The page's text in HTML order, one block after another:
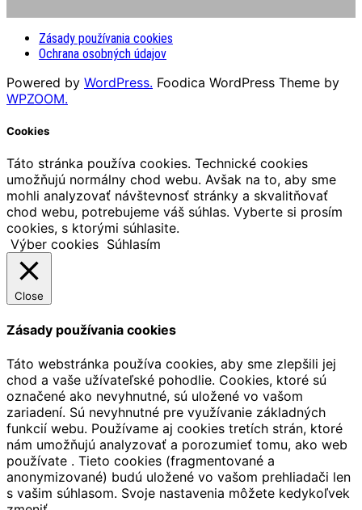
Zásady používania cookies
Ochrana osobných údajov
Powered by WordPress. Foodica WordPress Theme by
WPZOOM.
Cookies
Táto stránka používa cookies. Technické cookies
umožňujú normálny chod webu. Avšak na to, aby sme
mohli analyzovať návštevnosť stránky a skvalitňovať
chod webu, potrebujeme váš súhlas. Vyberte si prosím
cookies, s ktorými súhlasite.
Výber cookies Súhlasím
Close
Zásady používania cookies
Táto webstránka používa cookies, aby sme zlepšili jej
chod a vaše užívateľské pohodlie. Cookies, ktoré sú
označené ako nevyhnutné, sú uložené vo vašom
zariadení. Sú nevyhnutné pre využívanie základných
funkcií webu. Používame aj cookies tretích strán, ktoré
nám umožňujú analyzovať a porozumieť tomu, ako web
používate . Tieto cookies (fragmentované a
anonymizované) budú uložené vo vašom prehliadači len
s vašim súhlasom. Svoje nastavenia môžete kedykoľvek